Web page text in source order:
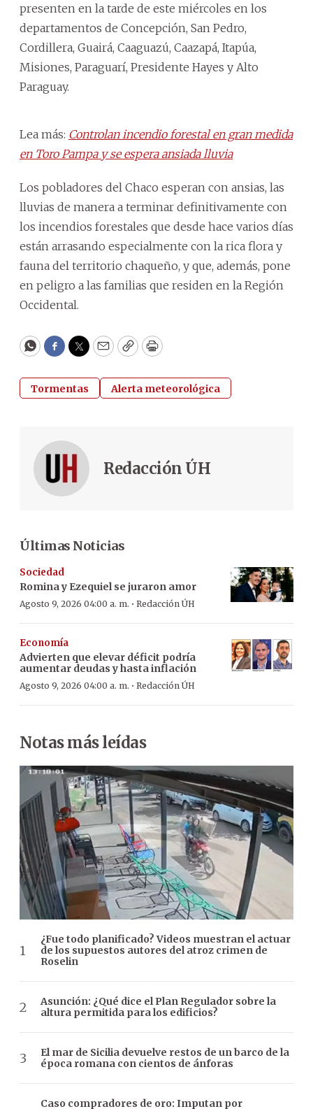
presenten en la tarde de este miércoles en los
departamentos de Concepción, San Pedro,
Cordillera, Guairá, Caaguazú, Caazapá, Itapúa,
Misiones, Paraguarí, Presidente Hayes y Alto
Paraguay.
Lea más: Controlan incendio forestal en gran medida
en Toro Pampa y se espera ansiada lluvia
Los pobladores del Chaco esperan con ansias, las
lluvias de manera a terminar definitivamente con
los incendios forestales que desde hace varios días
están arrasando especialmente con la rica flora y
fauna del territorio chaqueño, y que, además, pone
en peligro a las familias que residen en la Región
Occidental.
WhatsApp
Facebook
Twitter
EmailCopyPrint
Tormentas Alerta meteorológica
Redacción ÚH
Últimas Noticias
Sociedad
Romina y Ezequiel se juraron amor
Agosto 9, 2026 04:00 a. m. · Redacción ÚH
Economía
Advierten que elevar déficit podría
aumentar deudas y hasta inflación
Agosto 9, 2026 04:00 a. m. · Redacción ÚH
Notas más leídas
¿Fue todo planificado? Videos muestran el actuar
de los supuestos autores del atroz crimen de
Roselin
Asunción: ¿Qué dice el Plan Regulador sobre la
altura permitida para los edificios?
El mar de Sicilia devuelve restos de un barco de la
época romana con cientos de ánforas
Caso compradores de oro: Imputan por